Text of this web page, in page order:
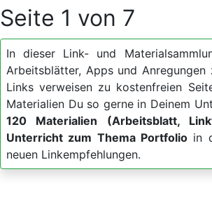
Seite 1 von 7
In dieser Link- und
Arbeitsblätter, Apps und
Links verweisen zu kostenfreien
Materialien Du so gerne in Deinem
120 Materialien (Arbeitsblatt,
Unterricht zum Thema Portfolioin
neuen Linkempfehlungen.